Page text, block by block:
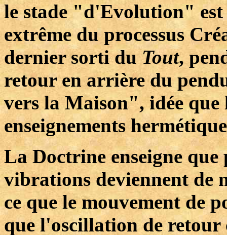
le stade "d'Evolution"
extrême du processus
dernier sorti duTout,
retour en arrière du
vers la Maison", idée
enseignements
La Doctrine enseigne
vibrations deviennent de
ce que le mouvement de
que l'oscillation de retour